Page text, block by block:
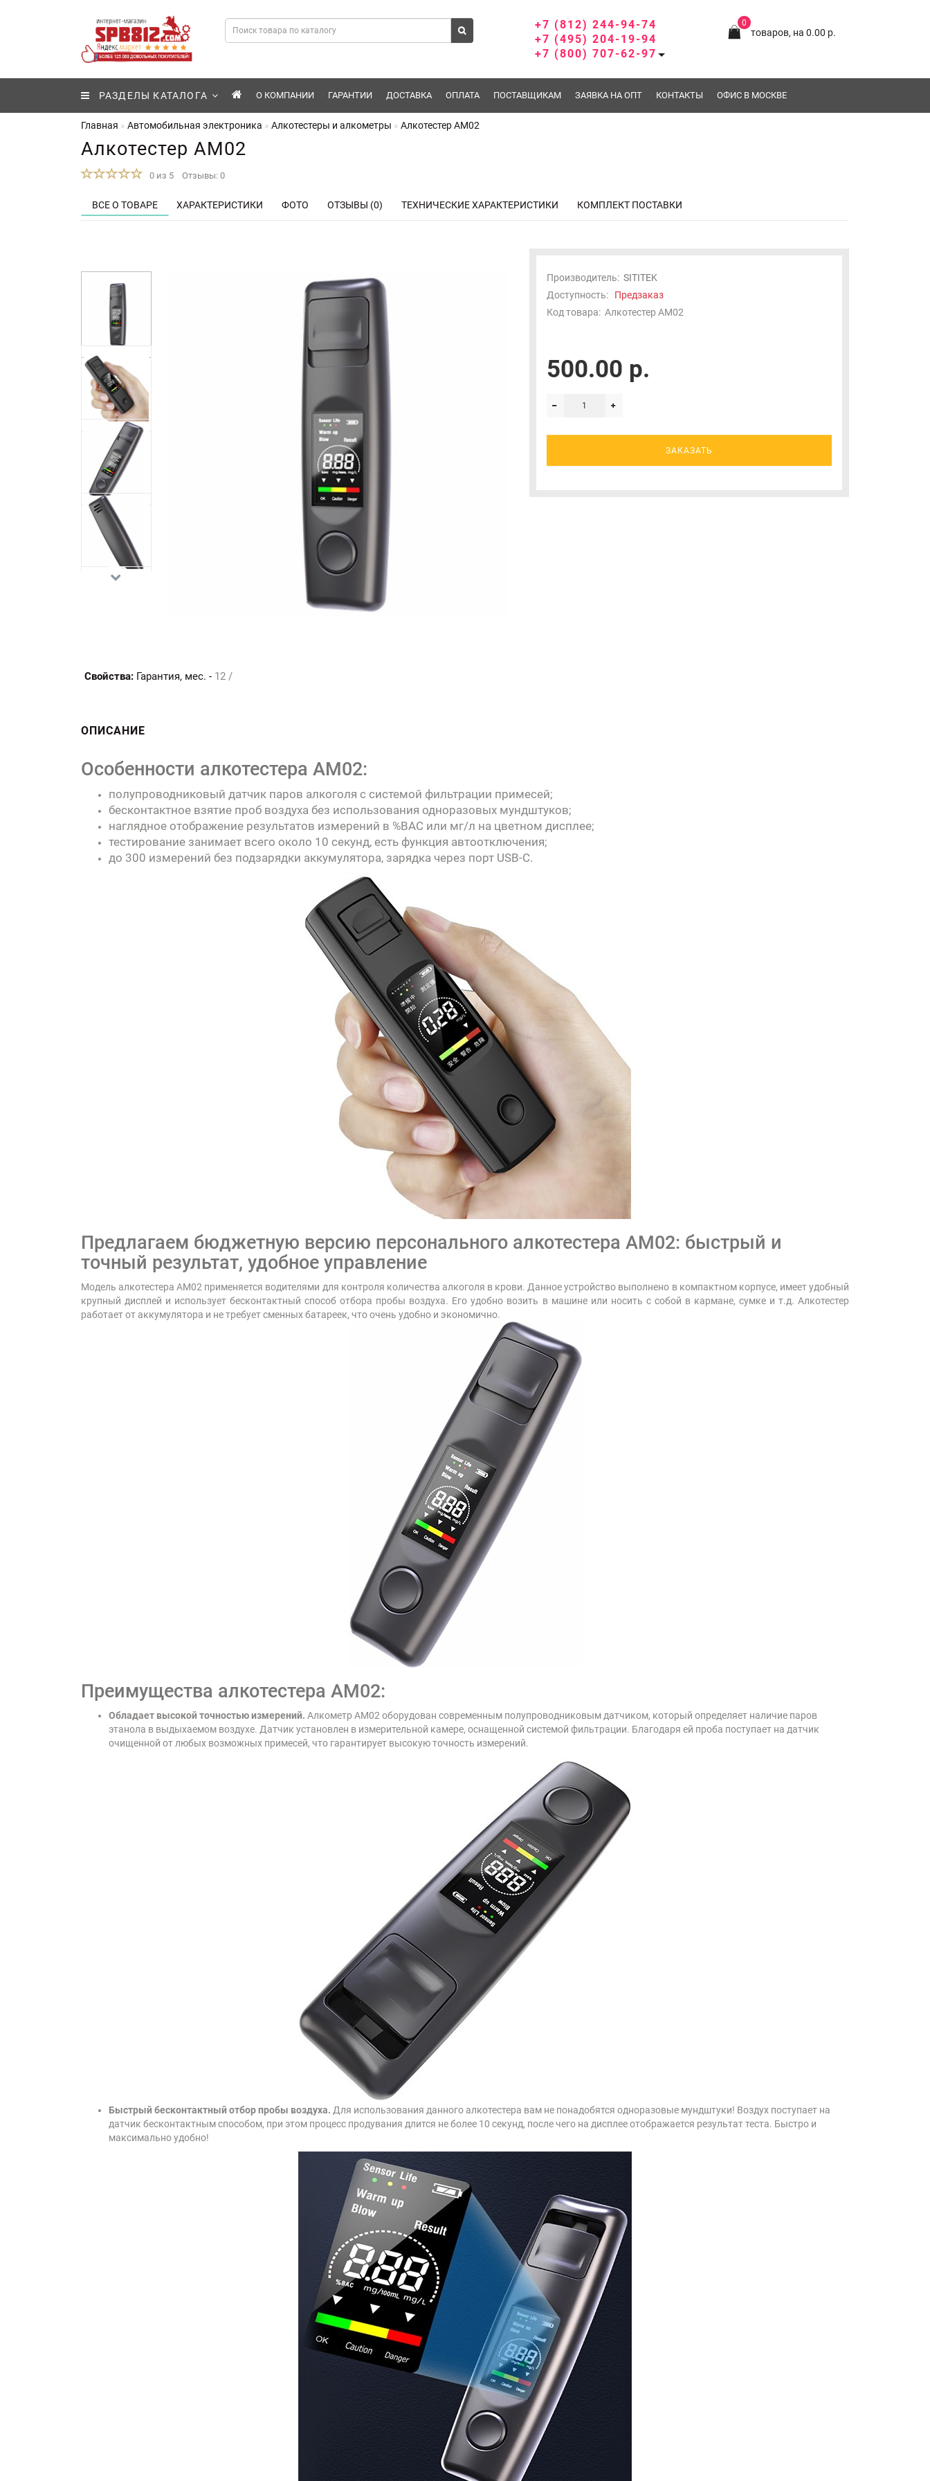
0
товаров, на 0.00 р.
+7 (812) 244-94-74
+7 (495) 204-19-94
+7 (800) 707-62-97
РАЗДЕЛЫ КАТАЛОГА О КОМПАНИИ ГАРАНТИИ ДОСТАВКА ОПЛАТА ПОСТАВЩИКАМ ЗАЯВКА НА ОПТ КОНТАКТЫ ОФИС В МОСКВЕ
Главная Автомобильная электроника Алкотестеры и алкометры Алкотестер AM02
Алкотестер AM02
0 из 5 Отзывы: 0
ВСЕ О ТОВАРЕ ХАРАКТЕРИСТИКИ ФОТО ОТЗЫВЫ (0) ТЕХНИЧЕСКИЕ ХАРАКТЕРИСТИКИ КОМПЛЕКТ ПОСТАВКИ
Свойства: Гарантия, мес. - 12 /
Производитель: SITITEK
Доступность: Предзаказ
Код товара: Алкотестер AM02
500.00 р.
ЗАКАЗАТЬ
ОПИСАНИЕ
Особенности алкотестера AM02:
полупроводниковый датчик паров алкоголя с системой фильтрации примесей;
бесконтактное взятие проб воздуха без использования одноразовых мундштуков;
наглядное отображение результатов измерений в %BAC или мг/л на цветном дисплее;
тестирование занимает всего около 10 секунд, есть функция автоотключения;
до 300 измерений без подзарядки аккумулятора, зарядка через порт USB-C.
Предлагаем бюджетную версию персонального алкотестера AM02: быстрый и
точный результат, удобное управление
Модель алкотестера AM02 применяется водителями для контроля количества алкоголя в крови. Данное устройство выполнено в компактном корпусе, имеет удобный
крупный дисплей и использует бесконтактный способ отбора пробы воздуха. Его удобно возить в машине или носить с собой в кармане, сумке и т.д. Алкотестер
работает от аккумулятора и не требует сменных батареек, что очень удобно и экономично.
Преимущества алкотестера AM02:
Обладает высокой точностью измерений. Алкометр AM02 оборудован современным полупроводниковым датчиком, который определяет наличие паров
этанола в выдыхаемом воздухе. Датчик установлен в измерительной камере, оснащенной системой фильтрации. Благодаря ей проба поступает на датчик
очищенной от любых возможных примесей, что гарантирует высокую точность измерений.
Быстрый бесконтактный отбор пробы воздуха. Для использования данного алкотестера вам не понадобятся одноразовые мундштуки! Воздух поступает на
датчик бесконтактным способом, при этом процесс продувания длится не более 10 секунд, после чего на дисплее отображается результат теста. Быстро и
максимально удобно!